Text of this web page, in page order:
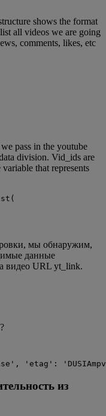
shows the format
all videos we are going
comments, likes, etc
pass in the youtube
division. Vid_ids are
that represents
мы обнаружим,
данные
видео URL yt_link.
'etag':
из